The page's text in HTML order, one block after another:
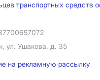
транспортных
ул. Ушакова, д. 35
на рекламную рассылку